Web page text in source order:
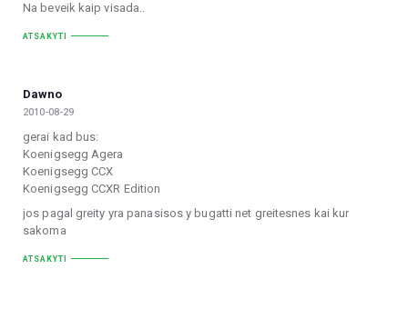
Na beveik kaip visada..
ATSAKYTI
Dawno
2010-08-29
gerai kad bus:
Koenigsegg Agera
Koenigsegg CCX
Koenigsegg CCXR Edition
jos pagal greity yra panasisos y bugatti net greitesnes kai kur
sakoma
ATSAKYTI